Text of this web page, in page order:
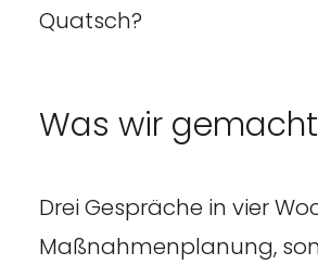
Quatsch?
Was wir
Drei Gespräche in vier
Maßnahmenplanung,